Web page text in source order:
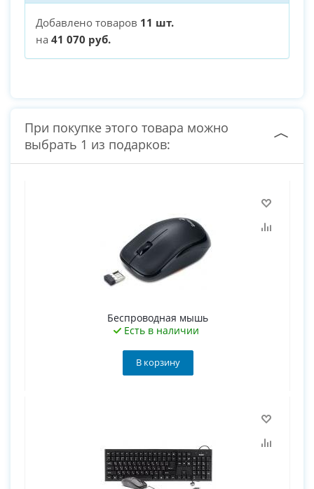
Добавлено товаров 11 шт.
на 41 070 руб.
При покупке этого товара можно
выбрать 1 из подарков:
Беспроводная мышь
Есть в наличии
В корзину